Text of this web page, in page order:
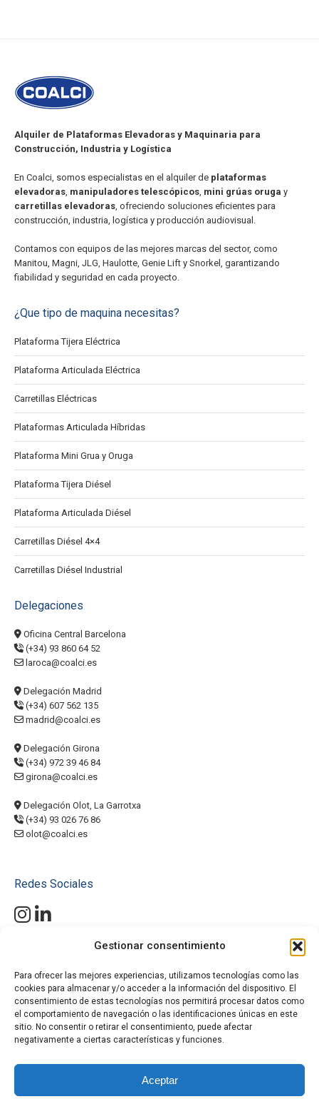
Gestionar consentimiento
Para ofrecer las mejores experiencias, utilizamos tecnologías como las
cookies para almacenar y/o acceder a la información del dispositivo. El
consentimiento de estas tecnologías nos permitirá procesar datos como
el comportamiento de navegación o las identificaciones únicas en este
sitio. No consentir o retirar el consentimiento, puede afectar
negativamente a ciertas características y funciones.
Aceptar
Alquiler de Plataformas Elevadoras y Maquinaria para
Construcción, Industria y Logística
En Coalci, somos especialistas en el alquiler de plataformas
elevadoras, manipuladores telescópicos, mini grúas oruga y
carretillas elevadoras, ofreciendo soluciones eficientes para
construcción, industria, logística y producción audiovisual.
Contamos con equipos de las mejores marcas del sector, como
Manitou, Magni, JLG, Haulotte, Genie Lift y Snorkel, garantizando
fiabilidad y seguridad en cada proyecto.
¿Que tipo de maquina necesitas?
Plataforma Tijera Eléctrica
Plataforma Articulada Eléctrica
Carretillas Eléctricas
Plataformas Articulada Híbridas
Plataforma Mini Grua y Oruga
Plataforma Tijera Diésel
Plataforma Articulada Diésel
Carretillas Diésel 4×4
Carretillas Diésel Industrial
Delegaciones
Oficina Central Barcelona
(+34) 93 860 64 52
laroca@coalci.es
Delegación Madrid
(+34) 607 562 135
madrid@coalci.es
Delegación Girona
(+34) 972 39 46 84
girona@coalci.es
Delegación Olot, La Garrotxa
(+34) 93 026 76 86
olot@coalci.es
Redes Sociales
Mantente al día con nuestras últimas novedades, proyectos y
cómo nuestras soluciones de altura pueden hacer la diferencia en tu
próximo proyecto.¡Únete a nuestra comunidad y no te pierdas
nada!
#SolucionesDeAltura
#PlataformasElevadoras
#ManipuladoresTelescópicos
#ProyectosDeConstrucción